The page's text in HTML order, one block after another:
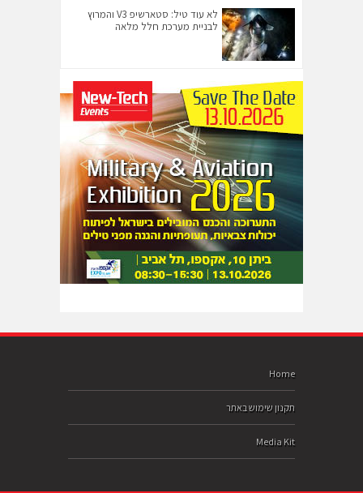
לא עוד טיל: סטארשיפ V3 והמרוץ
לבניית מערכת חלל מלאה
Home
תקנון שימוש באתר
Media Kit